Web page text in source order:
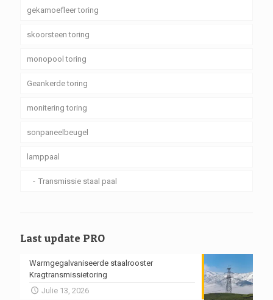
gekamoefleer toring
skoorsteen toring
monopool toring
Geankerde toring
monitering toring
sonpaneelbeugel
lamppaal
Transmissie staal paal
Last update PRO
Warmgegalvaniseerde staalrooster
Kragtransmissietoring
Julie 13, 2026